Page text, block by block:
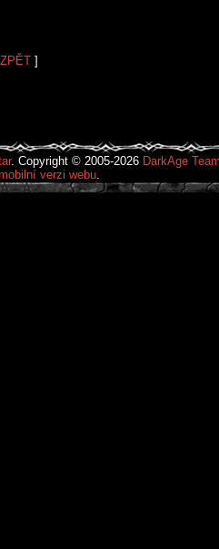
ZPĚT ]
. Copyright © 2005-2026 DarkAge
verzi webu.